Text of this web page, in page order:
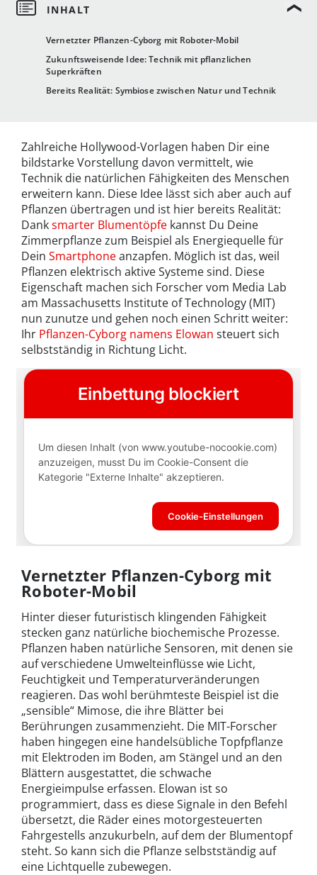
Vernetzter Pflanzen-Cyborg mit Roboter-Mobil
Zukunftsweisende Idee: Technik mit pflanzlichen
Superkräften
Bereits Realität: Symbiose zwischen Natur und Technik
Zahlreiche Hollywood-Vorlagen haben Dir eine
bildstarke Vorstellung davon vermittelt, wie
Technik die natürlichen Fähigkeiten des Menschen
erweitern kann. Diese Idee lässt sich aber auch auf
Pflanzen übertragen und ist hier bereits Realität:
Danksmarter Blumentöpfe kannst Du Deine
Zimmerpflanze zum Beispiel als Energiequelle für
Dein Smartphoneanzapfen. Möglich ist das, weil
Pflanzen elektrisch aktive Systeme sind. Diese
Eigenschaft machen sich Forscher vom Media Lab
am Massachusetts Institute of Technology (MIT)
nun zunutze und gehen noch einen Schritt weiter:
Ihr Pflanzen-Cyborg namens Elowan steuert sich
selbstständig in Richtung Licht.
Vernetzter Pflanzen-Cyborg mit
Roboter-Mobil
Hinter dieser futuristisch klingenden Fähigkeit
stecken ganz natürliche biochemische Prozesse.
Pflanzen haben natürliche Sensoren, mit denen sie
auf verschiedene Umwelteinflüsse wie Licht,
Feuchtigkeit und Temperaturveränderungen
reagieren. Das wohl berühmteste Beispiel ist die
„sensible“ Mimose, die ihre Blätter bei
Berührungen zusammenzieht. Die MIT-Forscher
haben hingegen eine handelsübliche Topfpflanze
mit Elektroden im Boden, am Stängel und an den
Blättern ausgestattet, die schwache
Energieimpulse erfassen. Elowan ist so
programmiert, dass es diese Signale in den Befehl
übersetzt, die Räder eines motorgesteuerten
Fahrgestells anzukurbeln, auf dem der Blumentopf
steht. So kann sich die Pflanze selbstständig auf
eine Lichtquelle zubewegen.